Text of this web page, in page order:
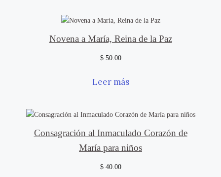
Novena a María, Reina de la Paz
$50.00
Leer más
Consagración al Inmaculado Corazón de
María para niños
$40.00